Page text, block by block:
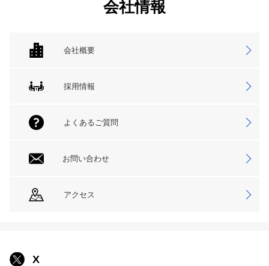
会社情報
会社概要
採用情報
よくあるご質問
お問い合わせ
アクセス
X